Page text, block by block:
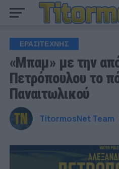
ΕΡΑΣΙΤΕΧΝΗΣ
«Μπαμ» με την
Πετρόπουλου το
Παναιτωλικού
TitormosNet Team